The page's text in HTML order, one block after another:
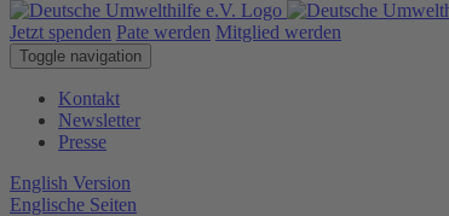
Jetzt spenden Pate werden Mitglied werden
Toggle navigation
Kontakt
Newsletter
Presse
English Version
Englische Seiten